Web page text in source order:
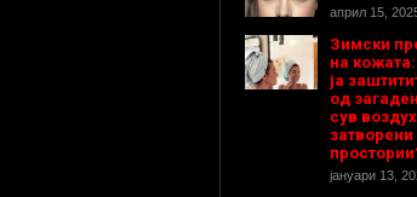
април 15,
Зимски
на
ја
од
сув
затворени
јануари 13,